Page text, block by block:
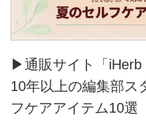
▶通販サイト「iHerb
10年以上の編集部ス
フケアアイテム10選